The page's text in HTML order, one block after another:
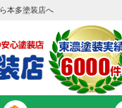
本多塗装店へ